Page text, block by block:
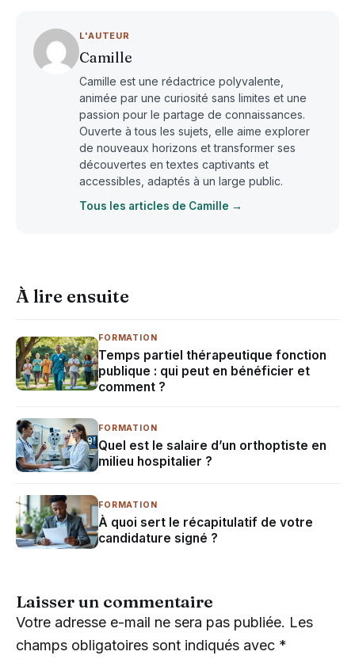
L'AUTEUR
Camille
Camille est une rédactrice polyvalente,
animée par une curiosité sans limites et une
passion pour le partage de connaissances.
Ouverte à tous les sujets, elle aime explorer
de nouveaux horizons et transformer ses
découvertes en textes captivants et
accessibles, adaptés à un large public.
Tous les articles de Camille →
À lire ensuite
FORMATION
Temps partiel thérapeutique fonction
publique : qui peut en bénéficier et
comment ?
FORMATION
Quel est le salaire d’un orthoptiste en
milieu hospitalier ?
FORMATION
À quoi sert le récapitulatif de votre
candidature signé ?
Laisser un commentaire
Votre adresse e-mail ne sera pas publiée. Les
champs obligatoires sont indiqués avec *